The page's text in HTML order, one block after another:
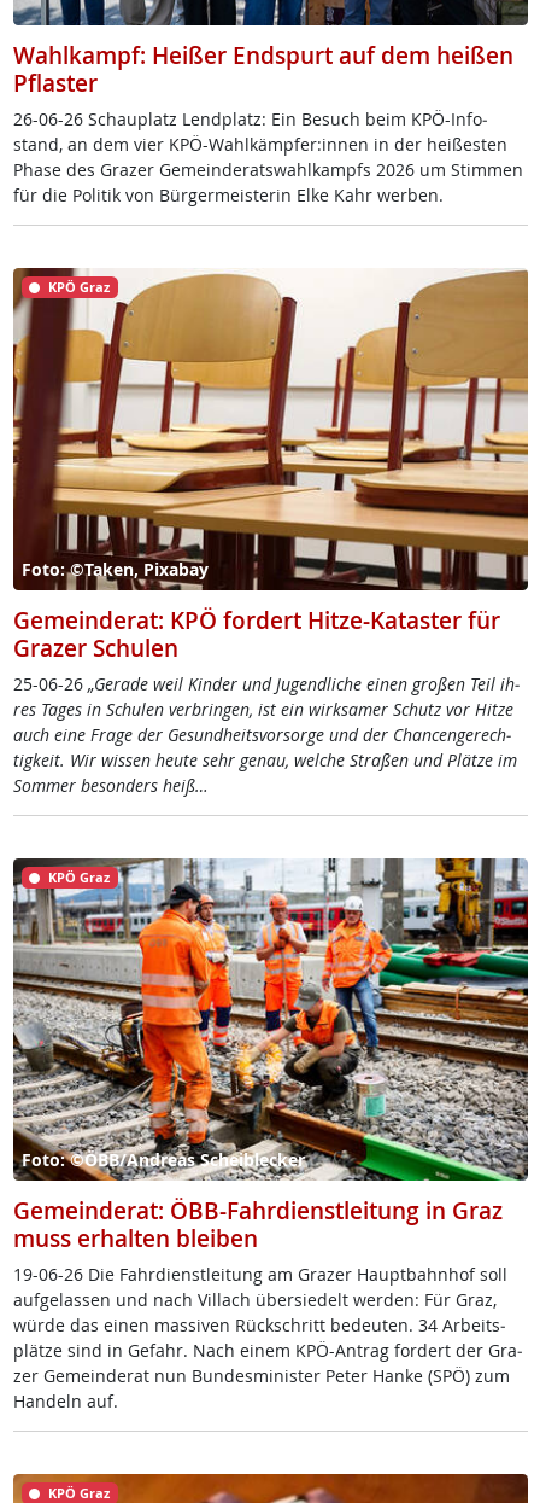
Wahlkampf: Heißer Endspurt auf dem heißen
Pflaster
26-06-26 Schau­platz Lend­platz: Ein Be­such beim KPÖ-In­fo­
stand, an dem vier KPÖ-Wahl­kämp­fer:in­nen in der hei­ßes­ten
Pha­se des Gra­zer Ge­mein­de­rats­wahl­kampfs 2026 um Stim­men
für die Po­li­tik von Bür­ger­meis­te­rin El­ke Kahr wer­ben.
KPÖ Graz
Foto: ©Taken, Pixabay
Gemeinderat: KPÖ fordert Hitze-Kataster für
Grazer Schulen
25-06-26 „Ge­ra­de weil Kin­der und Ju­gend­li­che ei­nen gro­ßen Teil ih­
res Ta­ges in Schu­len ver­brin­gen, ist ein wirk­sa­mer Schutz vor Hit­ze
auch ei­ne Fra­ge der Ge­sund­heits­vor­sor­ge und der Chan­cen­ge­rech­
tig­keit. Wir wis­sen heu­te sehr ge­nau, wel­che Stra­ßen und Plät­ze im
Som­mer be­son­ders heiß…
KPÖ Graz
Foto: ©ÖBB/Andreas Scheiblecker
Gemeinderat: ÖBB-Fahrdienstleitung in Graz
muss erhalten bleiben
19-06-26 Die Fahr­di­enst­lei­tung am Gra­zer Haupt­bahn­hof soll
auf­ge­las­sen und nach Vil­lach über­sie­delt wer­den: Für Graz,
wür­de das ei­nen mas­si­ven Rück­schritt be­deu­ten. 34 Ar­beits­
plät­ze sind in Ge­fahr. Nach ei­nem KPÖ-An­trag for­dert der Gra­
zer Ge­mein­de­rat nun Bun­des­mi­nis­ter Pe­ter Han­ke (SPÖ) zum
Han­deln auf.
KPÖ Graz